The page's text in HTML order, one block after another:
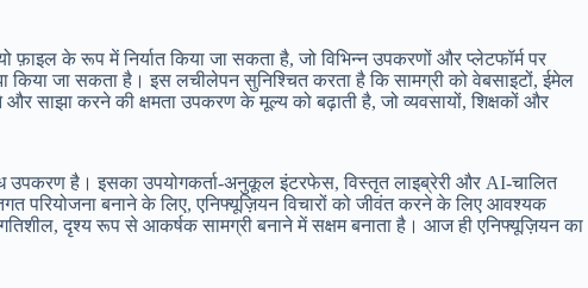
के रूप में निर्यात किया जा सकता है, जो विभिन्न उपकरणों और प्लेटफॉर्म पर
जा सकता है। इस लचीलेपन सुनिश्चित करता है कि सामग्री को वेबसाइटों, ईमेल
साझा करने की क्षमता उपकरण के मूल्य को बढ़ाती है, जो व्यवसायों, शिक्षकों और
उपकरण है। इसका उपयोगकर्ता-अनुकूल इंटरफेस, विस्तृत लाइब्रेरी और AI-चालित
परियोजना बनाने के लिए, एनिफ्यूज़ियन विचारों को जीवंत करने के लिए आवश्यक
दृश्य रूप से आकर्षक सामग्री बनाने में सक्षम बनाता है। आज ही एनिफ्यूज़ियन का